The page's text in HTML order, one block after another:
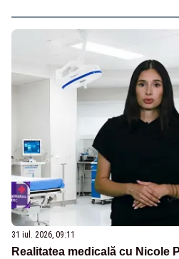
31 iul. 2026, 09:11
Realitatea medicală cu Nicole